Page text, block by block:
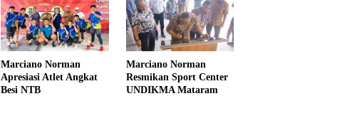
Marciano Norman
Apresiasi Atlet Angkat
Besi NTB
Marciano Norman
Resmikan Sport Center
UNDIKMA Mataram